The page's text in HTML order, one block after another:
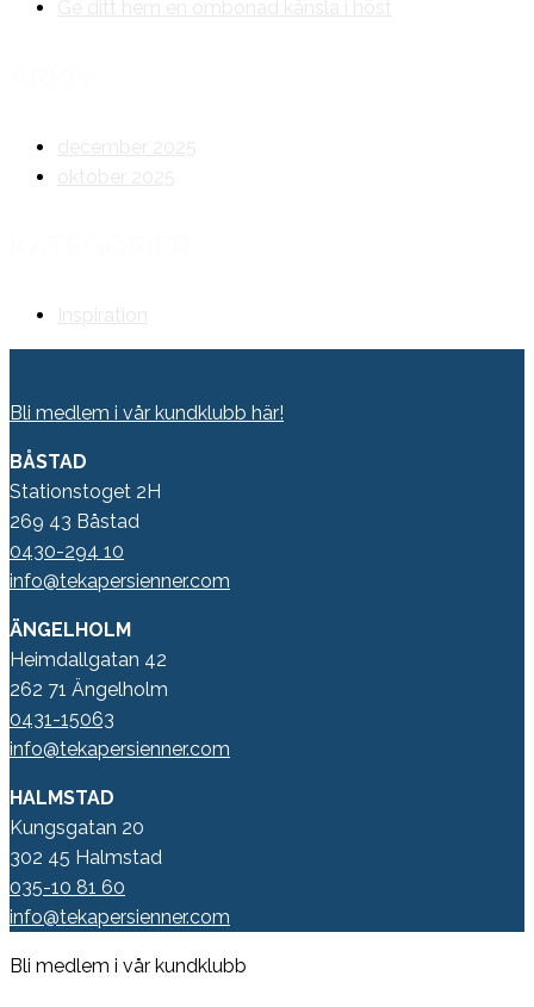
Bli medlem i vår kundklubb här!
BÅSTAD
Stationstoget 2H
269 43 Båstad
0430-294 10
info@tekapersienner.com
ÄNGELHOLM
Heimdallgatan 42
262 71 Ängelholm
0431-15063
info@tekapersienner.com
HALMSTAD
Kungsgatan 20
302 45 Halmstad
035-10 81 60
info@tekapersienner.com
Bli medlem i vår kundklubb